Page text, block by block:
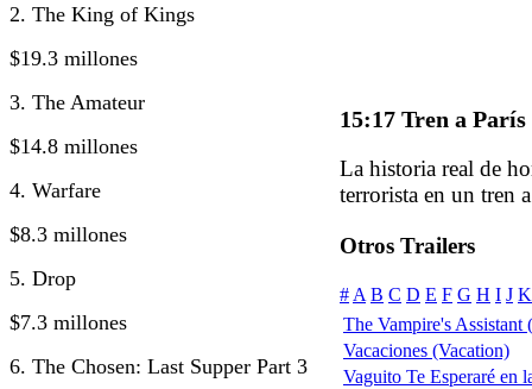
2. The King of Kings
$19.3 millones
3. The Amateur
$14.8 millones
4. Warfare
$8.3 millones
5. Drop
$7.3 millones
6. The Chosen: Last Supper Part 3
15:17 Tren a
La historia real de
terrorista en un tren
Otros Trailers
# A B C D E F G H I J K
The Vampire's
Vacaciones (Vacation)
Vaguito Te Esperaré en